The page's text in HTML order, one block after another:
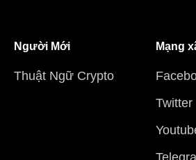
Người Mới
Thuật Ngữ Crypto
Mạng
Twitter